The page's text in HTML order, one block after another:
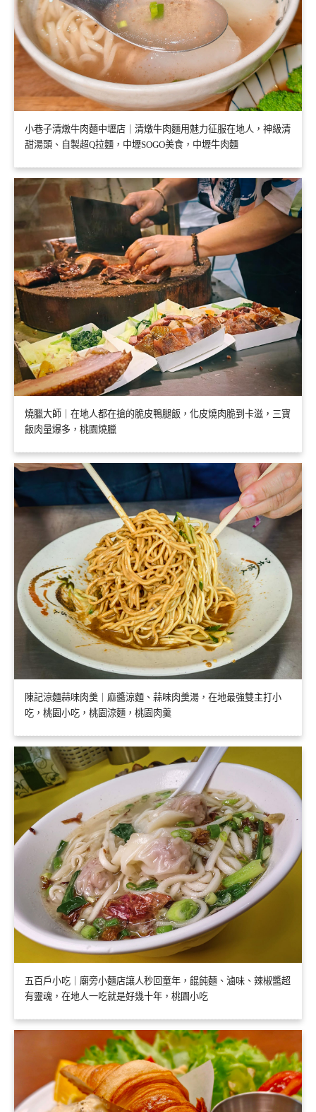
小巷子清燉牛肉麵中壢店｜清燉牛肉麵用魅力征服在地人，神級清
甜湯頭、自製超Q拉麵，中壢SOGO美食，中壢牛肉麵
燒臘大師｜在地人都在搶的脆皮鴨腿飯，化皮燒肉脆到卡滋，三寶
飯肉量爆多，桃園燒臘
陳記涼麵蒜味肉羹｜麻醬涼麵、蒜味肉羹湯，在地最強雙主打小
吃，桃園小吃，桃園涼麵，桃園肉羹
五百戶小吃｜廟旁小麵店讓人秒回童年，餛飩麵、滷味、辣椒醬超
有靈魂，在地人一吃就是好幾十年，桃園小吃